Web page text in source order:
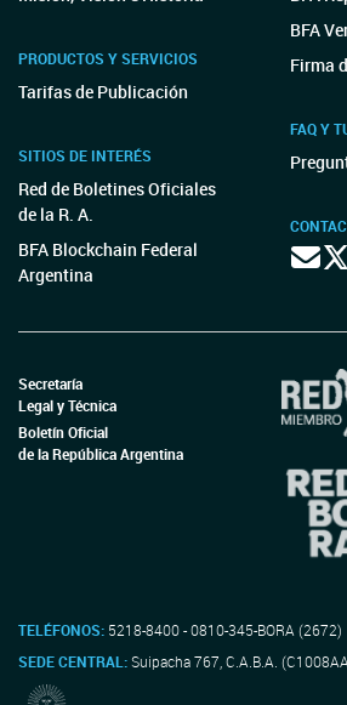
PRODUCTOS Y SERVICIOS
Tarifas de Publicación
SITIOS DE INTERÉS
Red de Boletines Oficiales
de la R. A.
BFA Blockchain Federal
Argentina
BFA
Firma
FAQ Y
Secretaría
Legal y Técnica
Boletín Oficial
de la República Argentina
TELÉFONOS: 5218-8400 - 0810-345-BORA (2672)
SEDE CENTRAL:Suipacha 767, C.A.B.A.